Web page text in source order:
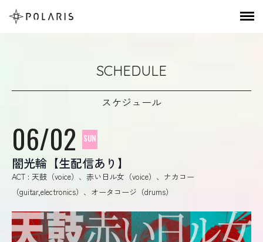
SCHEDULE
スケジュール
06/02 SUN
闇光輪【生配信あり】
ACT : 天鼓（voice）、赤い日ル女（voice）、ナカコー
（guitar,electronics）、オータコージ（drums）